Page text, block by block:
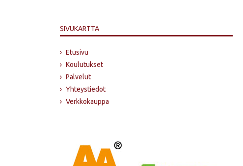
SIVUKARTTA
› Etusivu
› Koulutukset
› Palvelut
› Yhteystiedot
› Verkkokauppa